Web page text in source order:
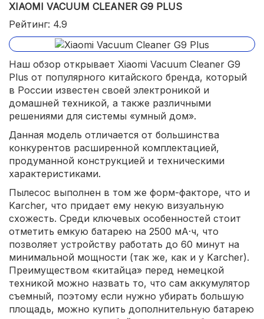
XIAOMI VACUUM CLEANER G9 PLUS
Рейтинг: 4.9
Наш обзор открывает Xiaomi Vacuum Cleaner G9
Plus от популярного китайского бренда, который
в России известен своей электроникой и
домашней техникой, а также различными
решениями для системы «умный дом».
Данная модель отличается от большинства
конкурентов расширенной комплектацией,
продуманной конструкцией и техническими
характеристиками.
Пылесос выполнен в том же форм-факторе, что и
Karcher, что придает ему некую визуальную
схожесть. Среди ключевых особенностей стоит
отметить емкую батарею на 2500 мА·ч, что
позволяет устройству работать до 60 минут на
минимальной мощности (так же, как и у Karcher).
Преимуществом «китайца» перед немецкой
техникой можно назвать то, что сам аккумулятор
съемный, поэтому если нужно убирать большую
площадь, можно купить дополнительную батарею